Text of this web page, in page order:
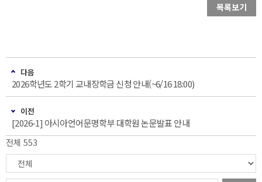
목록보기
다음
2026학년도 2학기 교내장학금 신청 안내(~6/16 18:00)
이전
[2026-1] 아시아언어문명학부 대학원 논문발표 안내
전체 553